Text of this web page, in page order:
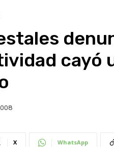
cayó
X WhatsApp